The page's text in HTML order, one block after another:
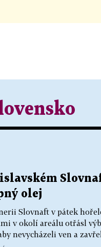
olej
Slovnaft v pátek
v okolí areálu otřásl
nevycházeli ven a